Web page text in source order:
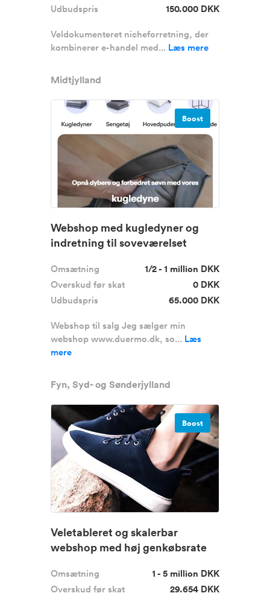
Udbudspris
150.000 DKK
Veldokumenteret nicheforretning, der
kombinerer e-handel med... Læs mere
Midtjylland
Boost
Webshop med kugledyner og
indretning til soveværelset
Omsætning
1/2 - 1 million DKK
Overskud før skat
0 DKK
Udbudspris
65.000 DKK
Webshop til salg Jeg sælger min
webshop www.duermo.dk, so... Læs
mere
Fyn, Syd- og Sønderjylland
Boost
Veletableret og skalerbar
webshop med høj genkøbsrate
Omsætning
1 - 5 million DKK
Overskud før skat
29.654 DKK